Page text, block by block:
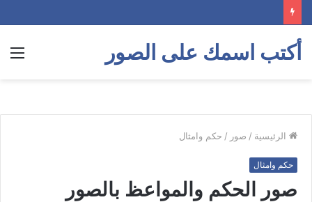
أكتب اسمك على الصور
الرئيسية / صور / حكم وامثال
حكم وامثال
صور الحكم والمواعظ بالصور